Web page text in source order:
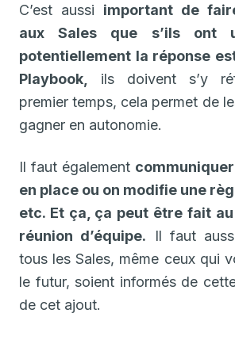
C’est aussi important de
aux Sales que s’ils ont
potentiellement la réponse
Playbook,
ils doivent s’y
premier temps, cela permet de
gagner en autonomie.
Il faut également
en place ou on modifie une
etc. Et ça, ça peut être fait
réunion d’équipe. Il faut
tous les Sales, même ceux qui
le futur, soient informés de
de cet ajout.